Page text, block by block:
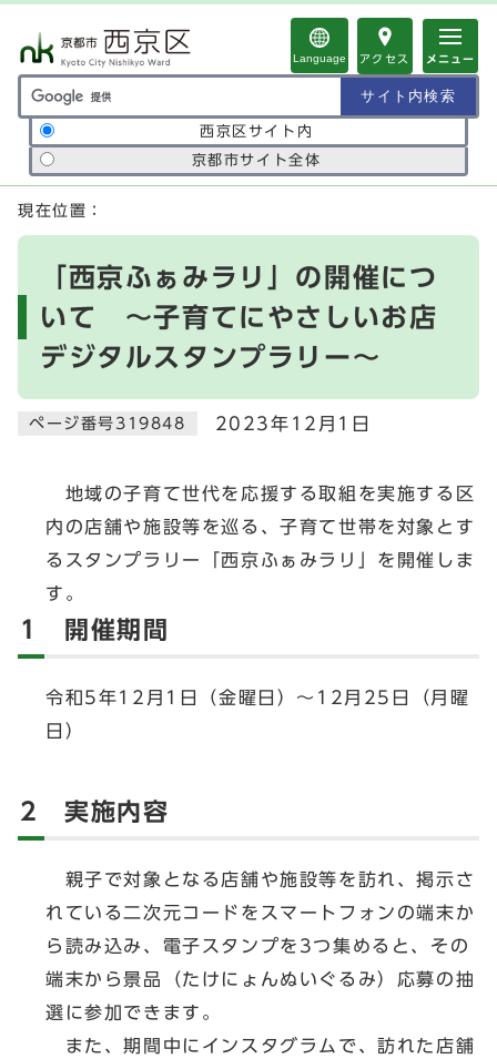
Language アクセス メニュー
サイト内検索の範囲
西京区サイト内
京都市サイト全体
ここから本文です
現在位置：
「西京ふぁみラリ」の開催につ
いて ～子育てにやさしいお店
デジタルスタンプラリー～
ページ番号319848 2023年12月1日
地域の子育て世代を応援する取組を実施する区
内の店舗や施設等を巡る、子育て世帯を対象とす
るスタンプラリー「西京ふぁみラリ」を開催しま
す。
1 開催期間
令和5年12月1日（金曜日）～12月25日（月曜
日）
2 実施内容
親子で対象となる店舗や施設等を訪れ、掲示さ
れている二次元コードをスマートフォンの端末か
ら読み込み、電子スタンプを3つ集めると、その
端末から景品（たけにょんぬいぐるみ）応募の抽
選に参加できます。
また、期間中にインスタグラムで、訪れた店舗